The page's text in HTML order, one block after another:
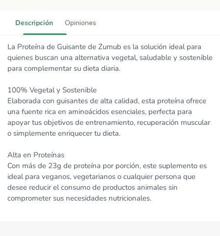
Descripción Opiniones
La Proteína de Guisante de Zumub es la solución ideal para
quienes buscan una alternativa vegetal, saludable y sostenible
para complementar su dieta diaria.
100% Vegetal y Sostenible
Elaborada con guisantes de alta calidad, esta proteína ofrece
una fuente rica en aminoácidos esenciales, perfecta para
apoyar tus objetivos de entrenamiento, recuperación muscular
o simplemente enriquecer tu dieta.
Alta en Proteínas
Con más de 23g de proteína por porción, este suplemento es
ideal para veganos, vegetarianos o cualquier persona que
desee reducir el consumo de productos animales sin
comprometer sus necesidades nutricionales.